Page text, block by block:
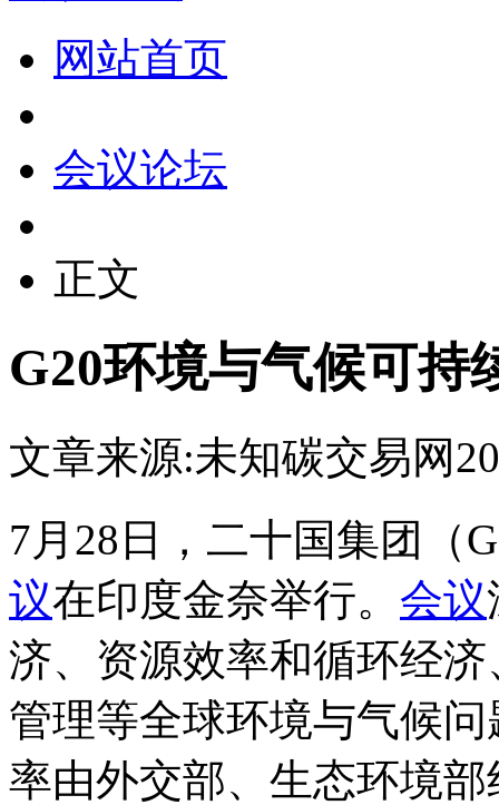
网站首页
会议论坛
正文
G20环境与气候可持
文章来源:未知碳交易网
7月28日，二十国集团（
议在印度金奈举行。 会议
济、资源效率和循环经
管理等全球环境与气候
率由外交部、生态环境